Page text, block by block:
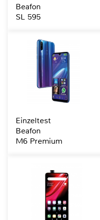
Beafon
SL 595
Einzeltest
Beafon
M6 Premium